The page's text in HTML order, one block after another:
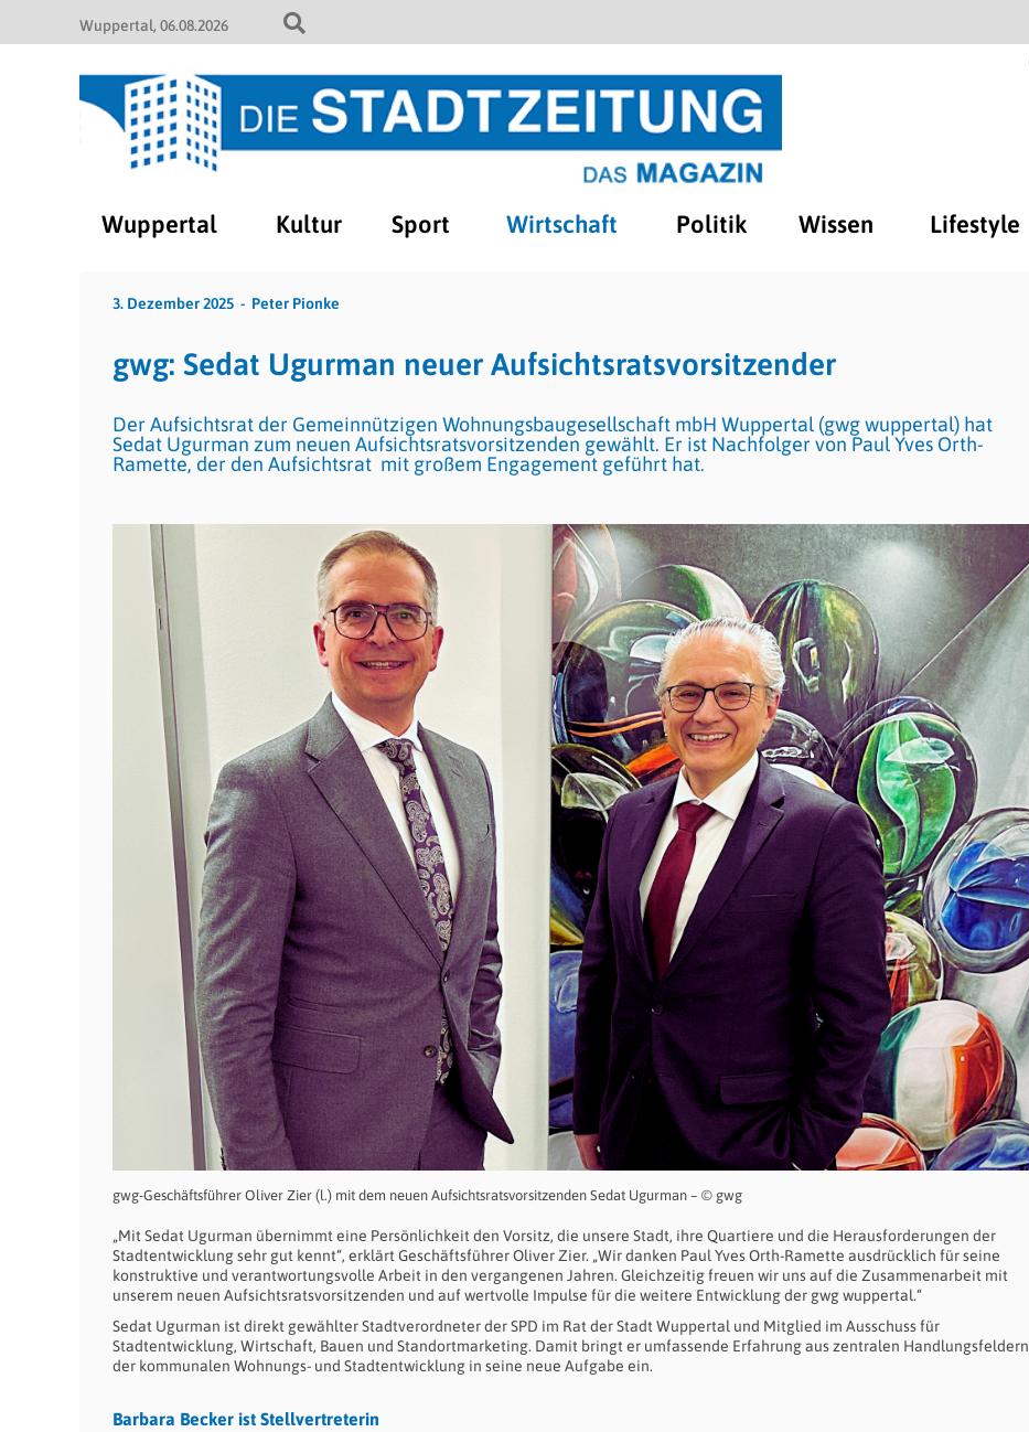
Wuppertal 06.08.2026
Wuppertal Kultur Sport Wirtschaft Politik Wissen Lifestyle
3. Dezember 2025 Peter Pionke
gwg: Sedat Ugurman neuer Aufsichtsratsvorsitzender
Der Aufsichtsrat der Gemeinnützigen Wohnungsbaugesellschaft mbH Wuppertal (gwg wuppertal) hat
Sedat Ugurman zum neuen Aufsichtsratsvorsitzenden gewählt. Er ist Nachfolger von Paul Yves Orth-
Ramette, der den Aufsichtsrat mit großem Engagement geführt hat.
gwg-Geschäftsführer Oliver Zier (l.) mit dem neuen Aufsichtsratsvorsitzenden Sedat Ugurman – © gwg
„Mit Sedat Ugurman übernimmt eine Persönlichkeit den Vorsitz, die unsere Stadt, ihre Quartiere und die Herausforderungen der
Stadtentwicklung sehr gut kennt“, erklärt Geschäftsführer Oliver Zier. „Wir danken Paul Yves Orth-Ramette ausdrücklich für seine
konstruktive und verantwortungsvolle Arbeit in den vergangenen Jahren. Gleichzeitig freuen wir uns auf die Zusammenarbeit mit
unserem neuen Aufsichtsratsvorsitzenden und auf wertvolle Impulse für die weitere Entwicklung der gwg wuppertal.“
Sedat Ugurman ist direkt gewählter Stadtverordneter der SPD im Rat der Stadt Wuppertal und Mitglied im Ausschuss für
Stadtentwicklung, Wirtschaft, Bauen und Standortmarketing. Damit bringt er umfassende Erfahrung aus zentralen Handlungsfeldern
der kommunalen Wohnungs- und Stadtentwicklung in seine neue Aufgabe ein.
Barbara Becker ist Stellvertreterin